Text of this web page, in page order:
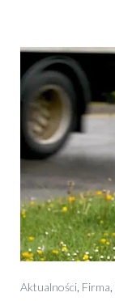
Aktualności, Firma,